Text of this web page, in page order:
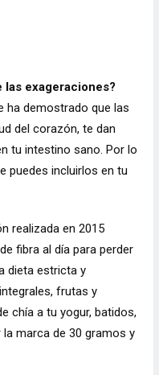
las exageraciones?
ha demostrado que las
del corazón, te dan
tu intestino sano. Por lo
puedes incluirlos en tu
realizada en 2015
fibra al día para perder
dieta estricta y
frutas y
chía a tu yogur, batidos,
marca de 30 gramos y